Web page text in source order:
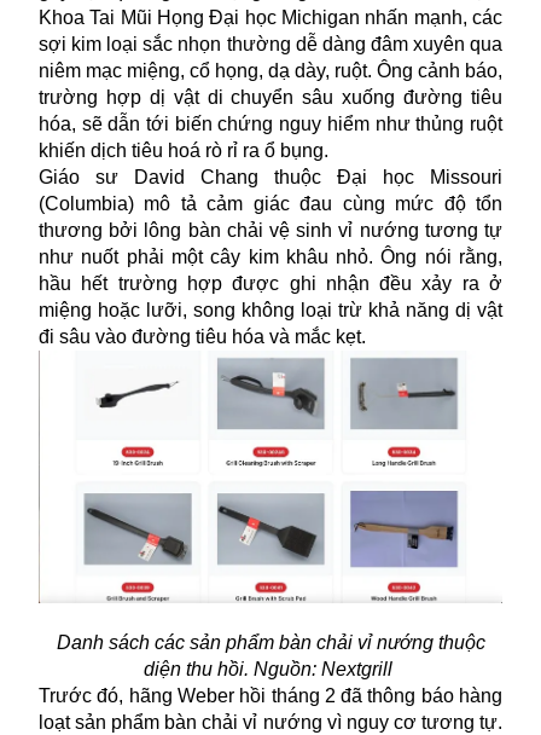
Khoa Tai Mũi Họng Đại học Michigan nhấn mạnh, các
sợi kim loại sắc nhọn thường dễ dàng đâm xuyên qua
niêm mạc miệng, cổ họng, dạ dày, ruột. Ông cảnh báo,
trường hợp dị vật di chuyển sâu xuống đường tiêu
hóa, sẽ dẫn tới biến chứng nguy hiểm như thủng ruột
khiến dịch tiêu hoá rò rỉ ra ổ bụng.
Giáo sư David Chang thuộc Đại học Missouri
(Columbia) mô tả cảm giác đau cùng mức độ tổn
thương bởi lông bàn chải vệ sinh vỉ nướng tương tự
như nuốt phải một cây kim khâu nhỏ. Ông nói rằng,
hầu hết trường hợp được ghi nhận đều xảy ra ở
miệng hoặc lưỡi, song không loại trừ khả năng dị vật
đi sâu vào đường tiêu hóa và mắc kẹt.
Danh sách các sản phẩm bàn chải vỉ nướng thuộc
diện thu hồi. Nguồn: Nextgrill
Trước đó, hãng Weber hồi tháng 2 đã thông báo hàng
loạt sản phẩm bàn chải vỉ nướng vì nguy cơ tương tự.